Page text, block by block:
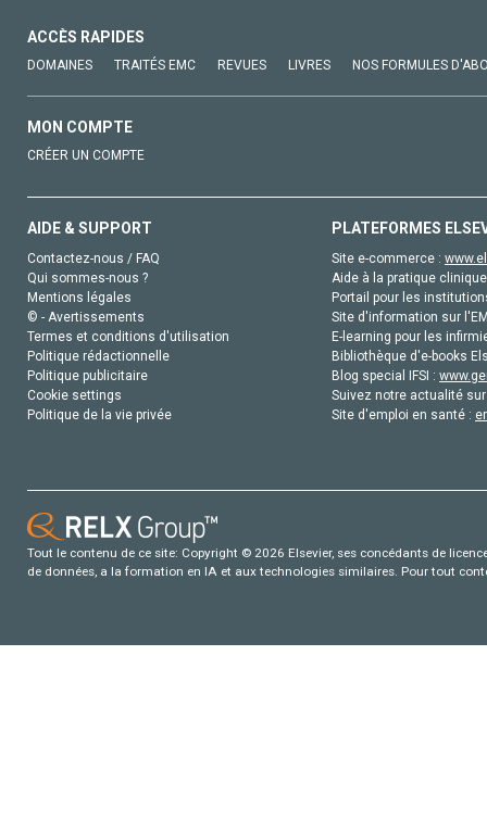
ACCÈS RAPIDES
DOMAINES TRAITÉS EMC REVUES LIVRES NOS FORMULES
MON COMPTE
CRÉER UN COMPTE
AIDE & SUPPORT
Contactez-nous / FAQ
Qui sommes-nous ?
Mentions légales
© - Avertissements
Termes et conditions d'utilisation
Politique rédactionnelle
Politique publicitaire
Cookie settings
Politique de la vie privée
PLATEFORMES
Site e-commerce :
Aide à la pratique
Portail pour les
Site d'information sur
E-learning pour les
Bibliothèque d'e-books
Blog special IFSI :
Suivez notre actualité
Site d'emploi en santé :
Tout le contenu de ce site: Copyright © 2026 Elsevier, ses concédants de
de données, a la formation en IA et aux technologies similaires. Pour tout